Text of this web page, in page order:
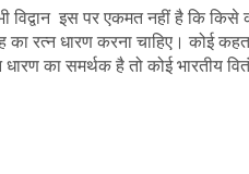
विद्वान इस पर एकमत नहीं है कि किसे
रत्न धारण करना चाहिए। कोई
का समर्थक है तो कोई भारतीय